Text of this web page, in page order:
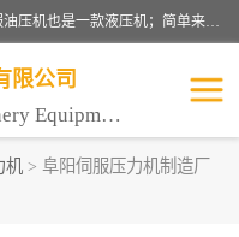
苏州布斯威机械设备有限公司主要经营：伺服油压机也是一款液压机；简单来说，传统的油压机，选用的是普通电机，普通电机容易发热，容易烧坏。伺服油压机采用先进的伺服电机，一般选用汇川 、日本大金、台达等品牌。伺服电机配套伺服泵还有伺服驱动器等部件，这样机器的电机过热，能耗的控制、机器工作的噪音都得到了完美的解决。
限公司
Suzhou Busiwei Machinery Equipment Co., Ltd.
机 > 阜阳伺服压力机制造厂